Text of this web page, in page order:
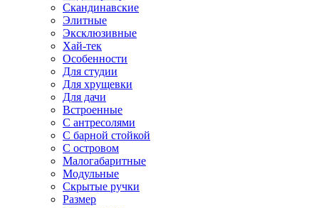
Скандинавские
Элитные
Эксклюзивные
Хай-тек
Особенности
Для студии
Для хрущевки
Для дачи
Встроенные
С антресолями
С барной стойкой
С островом
Малогабаритные
Модульные
Скрытые ручки
Размер